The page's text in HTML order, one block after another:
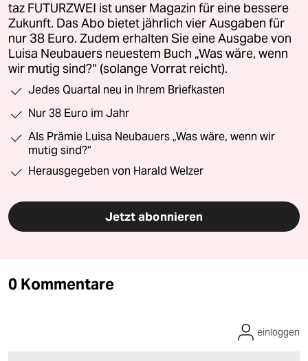
taz FUTURZWEI ist unser Magazin für eine bessere
Zukunft. Das Abo bietet jährlich vier Ausgaben für
nur 38 Euro. Zudem erhalten Sie eine Ausgabe von
Luisa Neubauers neuestem Buch „Was wäre, wenn
wir mutig sind?“ (solange Vorrat reicht).
Jedes Quartal neu in Ihrem Briefkasten
Nur 38 Euro im Jahr
Als Prämie Luisa Neubauers „Was wäre, wenn wir
mutig sind?“
Herausgegeben von Harald Welzer
Jetzt abonnieren
0 Kommentare
einloggen